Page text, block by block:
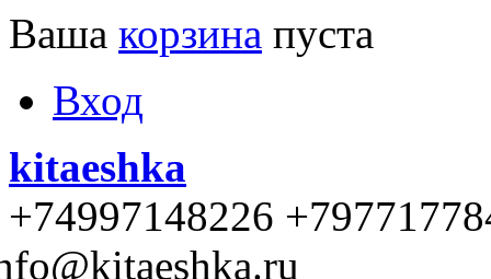
Ваша корзина пуста
Вход
kitaeshka
+74997148226